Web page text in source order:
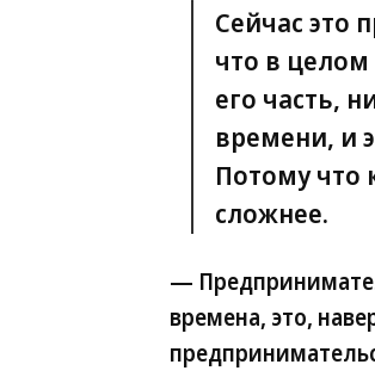
Сейчас это
что в
его часть,
времени, и
Потому что
сложнее.
—
времена, это,